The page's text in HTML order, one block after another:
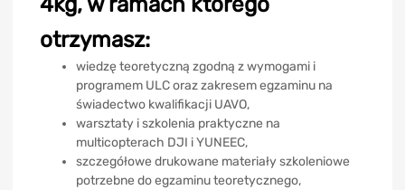
otrzymasz:
wiedzę teoretyczną zgodną z wymogami i
programem ULC oraz zakresem egzaminu na
świadectwo kwalifikacji UAVO,
warsztaty i szkolenia praktyczne na
multicopterach DJI i YUNEEC,
szczegółowe drukowane materiały szkoleniowe
potrzebne do egzaminu teoretycznego,